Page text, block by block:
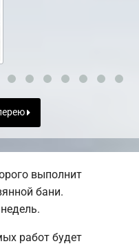
выполнит
бани.
работ будет